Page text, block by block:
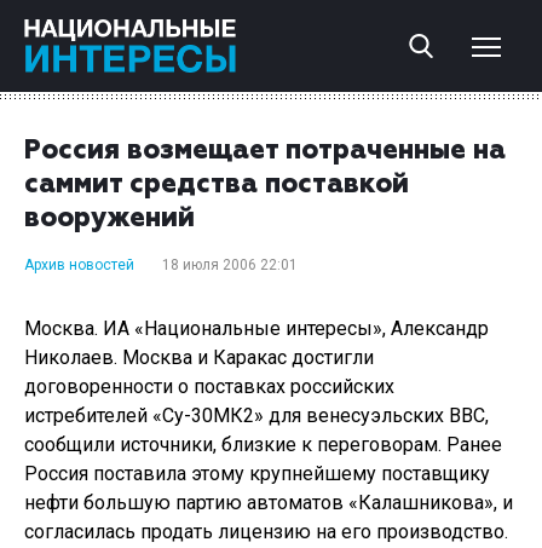
Россия возмещает потраченные на
саммит средства поставкой
вооружений
Архив новостей 18 июля 2006 22:01
Москва. ИА «Национальные интересы», Александр
Николаев. Москва и Каракас достигли
договоренности о поставках российских
истребителей «Су-30МК2» для венесуэльских ВВС,
сообщили источники, близкие к переговорам. Ранее
Россия поставила этому крупнейшему поставщику
нефти большую партию автоматов «Калашникова», и
согласилась продать лицензию на его производство.